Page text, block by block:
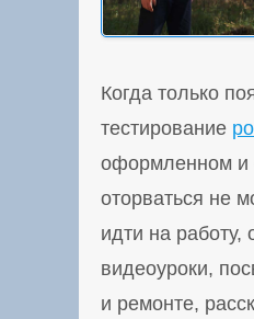
Когда только
тестирование
оформленном и
оторваться не
идти на работу,
видеоуроки,
и ремонте,